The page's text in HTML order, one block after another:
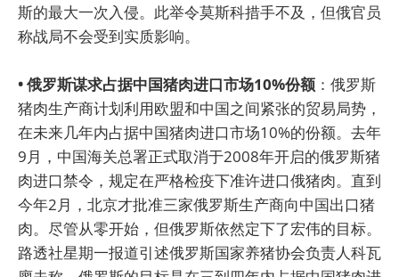
斯的最大一次入侵。此举令莫斯科措手不及，但俄官员
称战局不会受到实质影响。
• 俄罗斯谋求占据中国猪肉进口市场10%份额 ：俄罗斯
猪肉生产商计划利用欧盟和中国之间紧张的贸易局势，
在未来几年内占据中国猪肉进口市场10%的份额。去年
9月，中国海关总署正式取消于2008年开启的俄罗斯猪
肉进口禁令，规定在严格检疫下准许进口俄猪肉。直到
今年2月，北京才批准三家俄罗斯生产商向中国出口猪
肉。尽管从零开始，但俄罗斯依然定下了宏伟的目标。
路透社星期一报道引述俄罗斯国家养猪协会负责人科瓦